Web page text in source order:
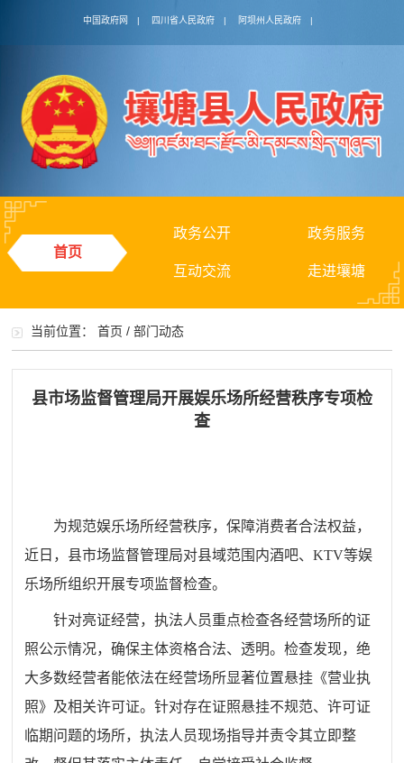
中国政府网 | 四川省人民政府 | 阿坝州人民政府 |
首页
政务公开 政务服务
互动交流 走进壤塘
当前位置：首页 /部门动态
县市场监督管理局开展娱乐场所经营秩序专项检
查
为规范娱乐场所经营秩序，保障消费者合法权益，
近日，县市场监督管理局对县域范围内酒吧、KTV等娱
乐场所组织开展专项监督检查。
针对亮证经营，执法人员重点检查各经营场所的证
照公示情况，确保主体资格合法、透明。检查发现，绝
大多数经营者能依法在经营场所显著位置悬挂《营业执
照》及相关许可证。针对存在证照悬挂不规范、许可证
临期问题的场所，执法人员现场指导并责令其立即整